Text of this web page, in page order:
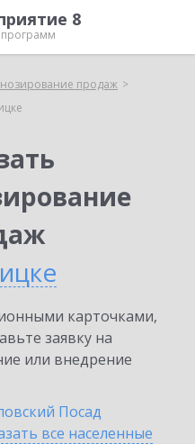
8
продаж
карточками,
заявку на
или внедрение
Посад
все населенные